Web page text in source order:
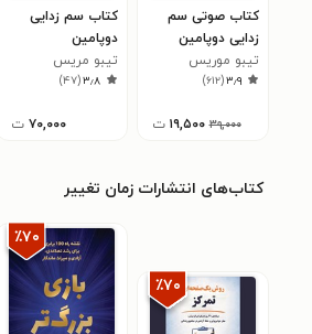
کتاب صوتی سم
زدایی دوپامین
تیبو موریس
۳٫۹(۶۱۲)
۳۹,۰۰۰ ۱۹,۵۰۰ ت
کتاب سم زدایی
دوپامین
تیبو مریس
۳٫۸(۴۷)
۷۰,۰۰۰ ت
کتاب‌های انتشارات زمان تغییر
٪۷۰
٪۷۰